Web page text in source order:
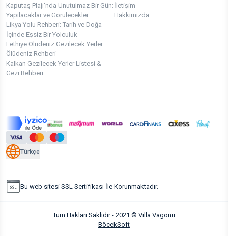
Kaputaş Plajı'nda Unutulmaz Bir Gün:
Yapılacaklar ve Görülecekler
Likya Yolu Rehberi: Tarih ve Doğa
İçinde Eşsiz Bir Yolculuk
Fethiye Ölüdeniz Gezilecek Yerler:
Ölüdeniz Rehberi
Kalkan Gezilecek Yerler Listesi &
Gezi Rehberi
İletişim
Hakkımızda
Türkçe
Bu web sitesi SSL Sertifikası İle Korunmaktadır.
Tüm Hakları Saklıdır - 2021 © Villa Vagonu
BöcekSoft